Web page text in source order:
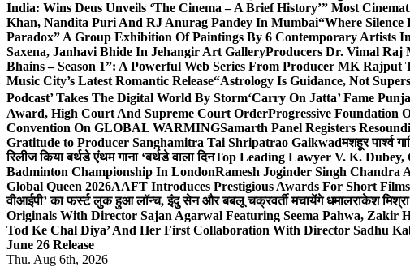
India: Wins Deus Unveils ‘The Cinema – A Brief History’” Most
Khan, Nandita Puri And RJ Anurag Pandey In Mumbai“Where
Paradox” A Group Exhibition Of Paintings By 6 Contemporary Artists
Saxena, Janhavi Bhide In Jehangir Art GalleryProducers Dr. Vimal Raj
Bhains – Season 1”: A Powerful Web Series From Producer MK
Music City’s Latest Romantic Release“Astrology Is Guidance, Not
Podcast’ Takes The Digital World By Storm‘Carry On Jatta’ Fame
Award, High Court And Supreme Court OrderProgressive Foundation
Convention On GLOBAL WARMINGSamarth Panel Registers
Gratitude to Producer Sanghamitra Tai Shripatrao Gaikwadमशहूर पार्श्व
रिलीज किया बर्थडे एंथम गाना ‘बर्थडे वाला दिनTop Leading Lawyer V. K.
Badminton Championship In LondonRamesh Joginder Singh Chandra
Global Queen 2026AAFT Introduces Prestigious Awards For Short
वीआईपी’ का फर्स्ट लुक हुआ लॉन्च, इंदु सेन और बबलू चक्रवर्ती मचायेंगे धमालराकेश
Originals With Director Sajan Agarwal Featuring Seema Pahwa,
Tod Ke Chal Diya’ And Her First Collaboration With Director Sadhu
June 26 Release
Thu. Aug 6th, 2026